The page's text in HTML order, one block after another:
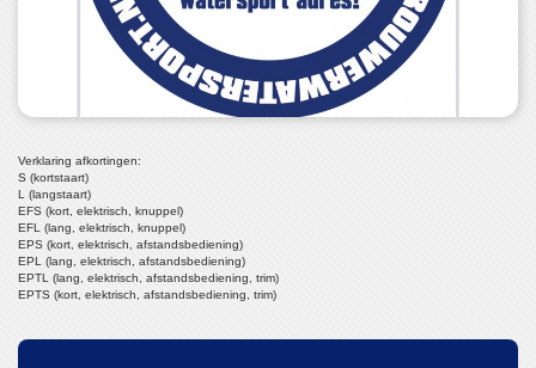
Verklaring afkortingen:
S (kortstaart)
L (langstaart)
EFS (kort, elektrisch, knuppel)
EFL (lang, elektrisch, knuppel)
EPS (kort, elektrisch, afstandsbediening)
EPL (lang, elektrisch, afstandsbediening)
EPTL (lang, elektrisch, afstandsbediening, trim)
EPTS (kort, elektrisch, afstandsbediening, trim)